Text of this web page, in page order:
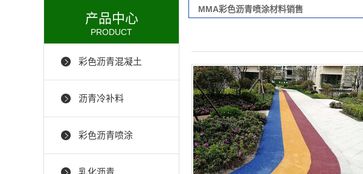
产品中心
PRODUCT
彩色沥青混凝土
沥青冷补料
彩色沥青喷涂
乳化沥青
MMA彩色沥青喷涂材料销售